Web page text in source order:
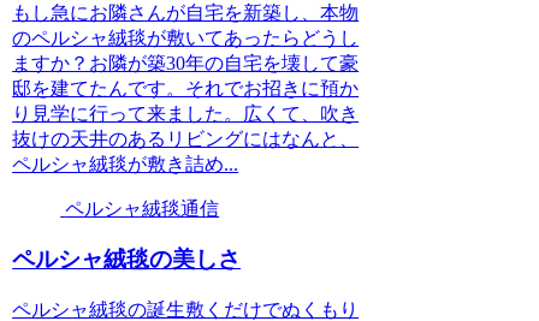
もし急にお隣さんが自宅を新築し、本物
のペルシャ絨毯が敷いてあったらどうし
ますか？お隣が築30年の自宅を壊して豪
邸を建てたんです。それでお招きに預か
り見学に行って来ました。広くて、吹き
抜けの天井のあるリビングにはなんと、
ペルシャ絨毯が敷き詰め...
ペルシャ絨毯通信
ペルシャ絨毯の美しさ
ペルシャ絨毯の誕生敷くだけでぬくもり